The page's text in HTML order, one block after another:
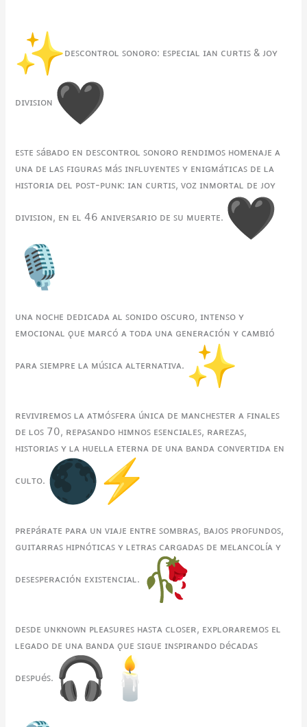
ᴅᴇꜱᴄᴏɴᴛʀᴏʟ ꜱᴏɴᴏʀᴏ: ᴇꜱᴘᴇᴄɪᴀʟ ɪᴀɴ ᴄᴜʀᴛɪꜱ & ᴊᴏʏ
ᴅɪᴠɪꜱɪᴏɴ
ᴇꜱᴛᴇ ꜱáʙᴀᴅᴏ ᴇɴ ᴅᴇꜱᴄᴏɴᴛʀᴏʟ ꜱᴏɴᴏʀᴏ ʀᴇɴᴅɪᴍᴏꜱ ʜᴏᴍᴇɴᴀᴊᴇ ᴀ
ᴜɴᴀ ᴅᴇ ʟᴀꜱ ꜰɪɢᴜʀᴀꜱ ᴍáꜱ ɪɴꜰʟᴜʏᴇɴᴛᴇꜱ ʏ ᴇɴɪɢᴍáᴛɪᴄᴀꜱ ᴅᴇ ʟᴀ
ʜɪꜱᴛᴏʀɪᴀ ᴅᴇʟ ᴘᴏꜱᴛ-ᴘᴜɴᴋ: ɪᴀɴ ᴄᴜʀᴛɪꜱ, ᴠᴏᴢ ɪɴᴍᴏʀᴛᴀʟ ᴅᴇ ᴊᴏʏ
ᴅɪᴠɪꜱɪᴏɴ, ᴇɴ ᴇʟ 𝟦𝟨 ᴀɴɪᴠᴇʀꜱᴀʀɪᴏ ᴅᴇ ꜱᴜ ᴍᴜᴇʀᴛᴇ.
ᴜɴᴀ ɴᴏᴄʜᴇ ᴅᴇᴅɪᴄᴀᴅᴀ ᴀʟ ꜱᴏɴɪᴅᴏ ᴏꜱᴄᴜʀᴏ, ɪɴᴛᴇɴꜱᴏ ʏ
ᴇᴍᴏᴄɪᴏɴᴀʟ ǫᴜᴇ ᴍᴀʀᴄó ᴀ ᴛᴏᴅᴀ ᴜɴᴀ ɢᴇɴᴇʀᴀᴄɪóɴ ʏ ᴄᴀᴍʙɪó
ᴘᴀʀᴀ ꜱɪᴇᴍᴘʀᴇ ʟᴀ ᴍúꜱɪᴄᴀ ᴀʟᴛᴇʀɴᴀᴛɪᴠᴀ.
ʀᴇᴠɪᴠɪʀᴇᴍᴏꜱ ʟᴀ ᴀᴛᴍóꜱꜰᴇʀᴀ úɴɪᴄᴀ ᴅᴇ ᴍᴀɴᴄʜᴇꜱᴛᴇʀ ᴀ ꜰɪɴᴀʟᴇꜱ
ᴅᴇ ʟᴏꜱ 𝟩𝟢, ʀᴇᴘᴀꜱᴀɴᴅᴏ ʜɪᴍɴᴏꜱ ᴇꜱᴇɴᴄɪᴀʟᴇꜱ, ʀᴀʀᴇᴢᴀꜱ,
ʜɪꜱᴛᴏʀɪᴀꜱ ʏ ʟᴀ ʜᴜᴇʟʟᴀ ᴇᴛᴇʀɴᴀ ᴅᴇ ᴜɴᴀ ʙᴀɴᴅᴀ ᴄᴏɴᴠᴇʀᴛɪᴅᴀ ᴇɴ
ᴄᴜʟᴛᴏ.
ᴘʀᴇᴘáʀᴀᴛᴇ ᴘᴀʀᴀ ᴜɴ ᴠɪᴀᴊᴇ ᴇɴᴛʀᴇ ꜱᴏᴍʙʀᴀꜱ, ʙᴀᴊᴏꜱ ᴘʀᴏꜰᴜɴᴅᴏꜱ,
ɢᴜɪᴛᴀʀʀᴀꜱ ʜɪᴘɴóᴛɪᴄᴀꜱ ʏ ʟᴇᴛʀᴀꜱ ᴄᴀʀɢᴀᴅᴀꜱ ᴅᴇ ᴍᴇʟᴀɴᴄᴏʟíᴀ ʏ
ᴅᴇꜱᴇꜱᴘᴇʀᴀᴄɪóɴ ᴇxɪꜱᴛᴇɴᴄɪᴀʟ.
ᴅᴇꜱᴅᴇ ᴜɴᴋɴᴏᴡɴ ᴘʟᴇᴀꜱᴜʀᴇꜱ ʜᴀꜱᴛᴀ ᴄʟᴏꜱᴇʀ, ᴇxᴘʟᴏʀᴀʀᴇᴍᴏꜱ ᴇʟ
ʟᴇɢᴀᴅᴏ ᴅᴇ ᴜɴᴀ ʙᴀɴᴅᴀ ǫᴜᴇ ꜱɪɢᴜᴇ ɪɴꜱᴘɪʀᴀɴᴅᴏ ᴅéᴄᴀᴅᴀꜱ
ᴅᴇꜱᴘᴜéꜱ.